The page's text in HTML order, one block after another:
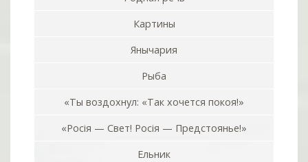
Картины
Янычария
Рыба
«Ты воздохнул: «Так хочется покоя!»
«Росiя — Свет! Росiя — Предстоянье!»
Ельник